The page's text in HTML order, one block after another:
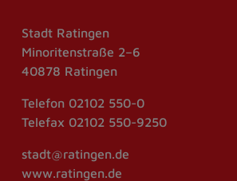
Stadt Ratingen
Minoritenstraße 2–6
40878 Ratingen
Telefon 02102 550-0
Telefax 02102 550-9250
stadt@ratingen.de
www.ratingen.de